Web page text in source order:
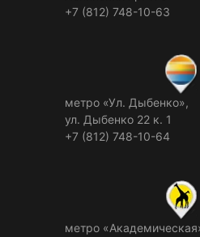
+7 (812) 748-10-63
метро «Ул. Дыбенко»,
ул. Дыбенко 22 к. 1
+7 (812) 748-10-64
метро